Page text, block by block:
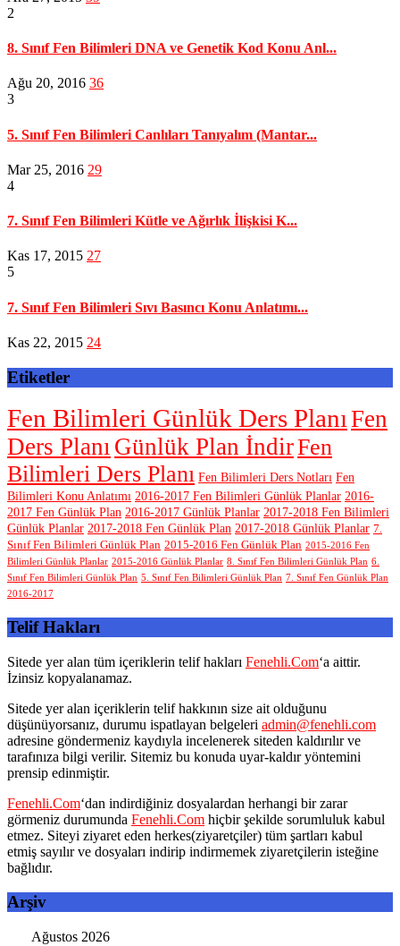
2
8. Sınıf Fen Bilimleri DNA ve Genetik Kod Konu Anl...
Ağu 20, 2016 36
3
5. Sınıf Fen Bilimleri Canlıları Tanıyalım (Mantar...
Mar 25, 2016 29
4
7. Sınıf Fen Bilimleri Kütle ve Ağırlık İlişkisi K...
Kas 17, 2015 27
5
7. Sınıf Fen Bilimleri Sıvı Basıncı Konu Anlatımı...
Kas 22, 2015 24
Etiketler
Fen Bilimleri Günlük Ders Planı Fen
Ders Planı Günlük Plan İndirFen
Bilimleri Ders Planı Fen Bilimleri Ders Notları Fen
Bilimleri Konu Anlatımı 2016-2017 Fen Bilimleri Günlük Planlar 2016-
2017 Fen Günlük Plan 2016-2017 Günlük Planlar 2017-2018 Fen Bilimleri
Günlük Planlar 2017-2018 Fen Günlük Plan 2017-2018 Günlük Planlar 7.
Sınıf Fen Bilimleri Günlük Plan 2015-2016 Fen Günlük Plan 2015-2016 Fen
Bilimleri Günlük Planlar 2015-2016 Günlük Planlar 8. Sınıf Fen Bilimleri Günlük Plan 6.
Sınıf Fen Bilimleri Günlük Plan 5. Sınıf Fen Bilimleri Günlük Plan 7. Sınıf Fen Günlük Plan
2016-2017
Telif Hakları
Sitede yer alan tüm içeriklerin telif hakları Fenehli.Com‘a aittir.
İzinsiz kopyalanamaz.
Sitede yer alan içeriklerin telif hakkının size ait olduğunu
düşünüyorsanız, durumu ispatlayan belgeleri admin@fenehli.com
adresine göndermeniz kaydıyla incelenerek siteden kaldırılır ve
tarafınıza bilgi verilir. Sitemiz bu konuda uyar-kaldır yöntemini
prensip edinmiştir.
Fenehli.Com‘dan indirdiğiniz dosyalardan herhangi bir zarar
görmeniz durumunda Fenehli.Com hiçbir şekilde sorumluluk kabul
etmez. Siteyi ziyaret eden herkes(ziyaretçiler) tüm şartları kabul
etmiş sayılır ve dosyaları indirip indirmemek ziyaretçilerin isteğine
bağlıdır.
Arşiv
Ağustos 2026